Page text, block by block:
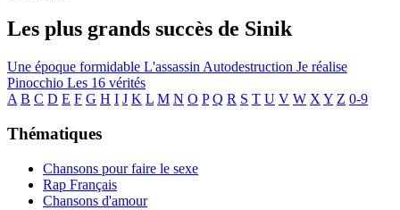
Les plus grands succès de Sinik
Une époque formidable L'assassin Autodestruction Je réalise
Pinocchio Les 16 vérités
A B C D E F G H I J K L M N O P Q R S T U V W X Y Z 0-9
Thématiques
Chansons pour faire le sexe
Rap Français
Chansons d'amour